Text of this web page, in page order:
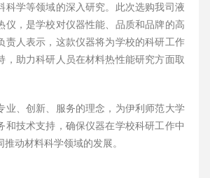
科学等领域的深入研究。此次选购我司液
仪，是学校对仪器性能、品质和品牌的高
责人表示，这款仪器将为学校的科研工作
，助力科研人员在材料热性能研究方面取
业、创新、服务的理念，为伊利师范大学
和技术支持，确保仪器在学校科研工作中
动材料科学领域的发展。